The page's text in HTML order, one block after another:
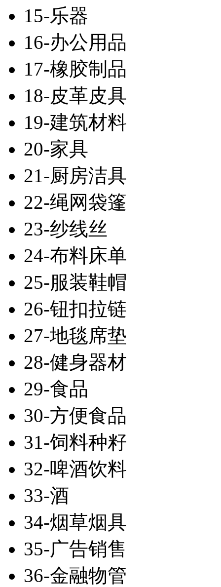
15-乐器
16-办公用品
17-橡胶制品
18-皮革皮具
19-建筑材料
20-家具
21-厨房洁具
22-绳网袋篷
23-纱线丝
24-布料床单
25-服装鞋帽
26-钮扣拉链
27-地毯席垫
28-健身器材
29-食品
30-方便食品
31-饲料种籽
32-啤酒饮料
33-酒
34-烟草烟具
35-广告销售
36-金融物管